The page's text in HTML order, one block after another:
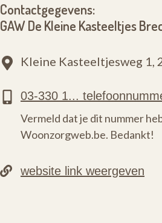
Contactgegevens:
GAW De Kleine Kasteeltjes
Kleine Kasteeltjesweg 1,
Vermeld dat je dit nummer
Woonzorgweb.be. Bedankt!